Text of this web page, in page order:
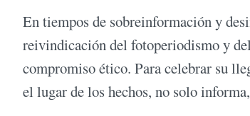
En tiempos de sobreinformación y
reivindicación del fotoperiodismo y
compromiso ético. Para celebrar su
el lugar de los hechos, no solo